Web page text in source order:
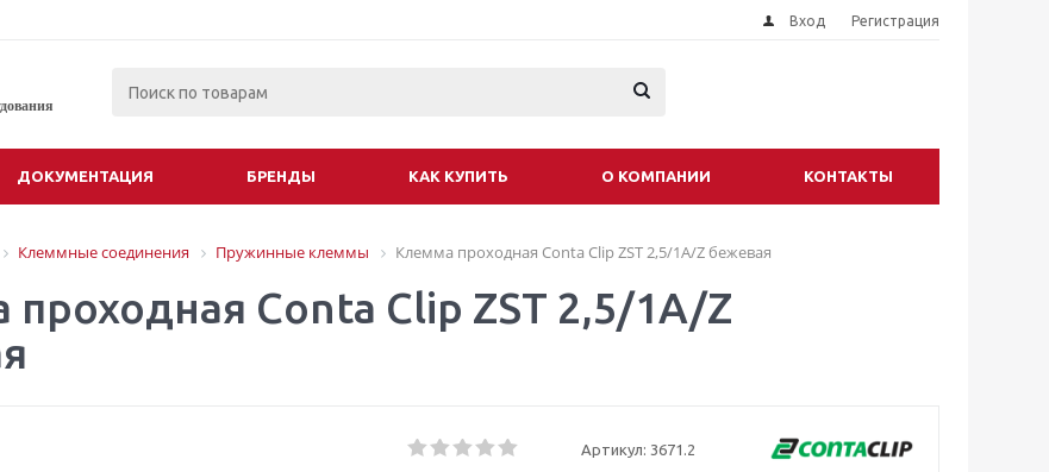
Вход Регистрация
ДОКУМЕНТАЦИЯ БРЕНДЫ КАК КУПИТЬ О КОМПАНИИ КОНТАКТЫ
Клеммные соединения Пружинные клеммы Клемма проходная Conta Clip ZST 2,5/1A/Z бежевая
проходная Conta Clip ZST 2,5/1A/Z
Артикул: 3671.2